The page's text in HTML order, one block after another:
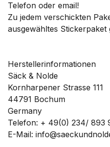
Telefon oder email!
Zu jedem verschickten
ausgewähltes Stickerpaket
Herstellerinformationen
Säck & Nolde
Kornharpener Strasse 111
44791 Bochum
Germany
Telefon: + 49(0) 234/ 893
E-Mail: